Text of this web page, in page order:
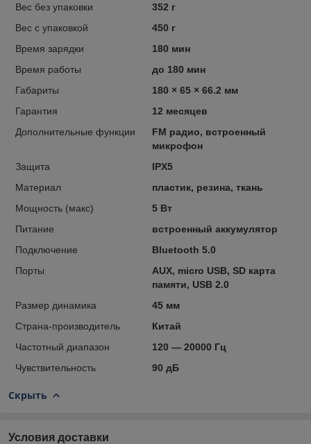
Вес без упаковки
352 г
Вес с упаковкой
450 г
Время зарядки
180 мин
Время работы
до 180 мин
Габариты
180 × 65 × 66.2 мм
Гарантия
12 месяцев
Дополнительные функции
FM радио, встроенный
микрофон
Защита
IPX5
Материал
пластик, резина, ткань
Мощность (макс)
5 Вт
Питание
встроенный аккумулятор
Подключение
Bluetooth 5.0
Порты
AUX, micro USB, SD карта
памяти, USB 2.0
Размер динамика
45 мм
Страна-производитель
Китай
Частотный диапазон
120 — 20000 Гц
Чувствительность
90 дБ
Скрыть
Условия доставки